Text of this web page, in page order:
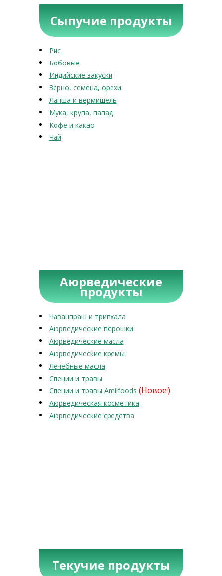
Сыпучие продукты
Рис
Бобовые
Индийские закуски
Зерно, семена, орехи
Лапша и вермишель
Мука, крупа, папад
Кофе и какао
Чай
Аюрведические
продукты
Чаванпраш и трипхала
Аюрведические порошки
Аюрведические масла
Аюрведические кремы
Лечебные масла
Специи и травы
Специи и травы Amilfoods (Новое!)
Аюрведическая косметика
Аюрведические средства
Текучие продукты